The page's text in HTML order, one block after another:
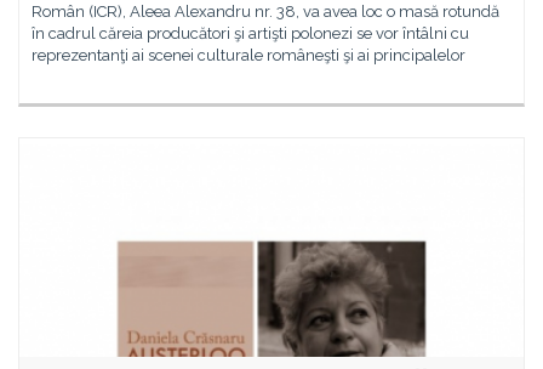
Român (ICR), Aleea Alexandru nr. 38, va avea loc o masă rotundă
în cadrul căreia producători şi artişti polonezi se vor întâlni cu
reprezentanţi ai scenei culturale româneşti şi ai principalelor